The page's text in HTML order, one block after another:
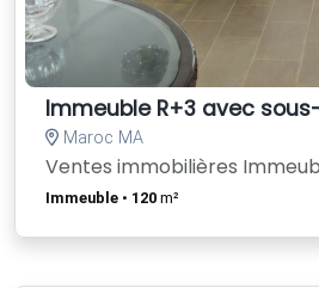
Immeuble R+3 avec
Maroc MA
Ventes immobilières
Immeuble • 120 m²